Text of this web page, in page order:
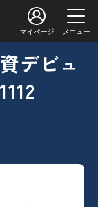
マイページ メニュー
デビュ